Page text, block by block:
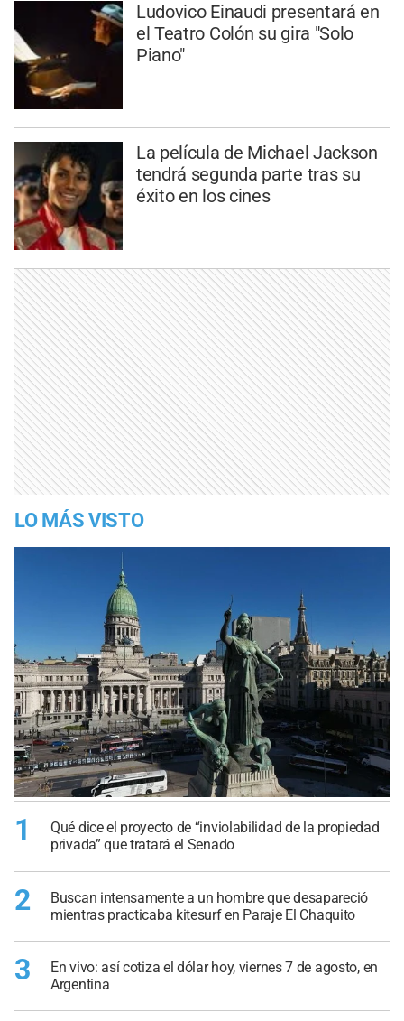
Ludovico Einaudi presentará en
el Teatro Colón su gira "Solo
Piano"
La película de Michael Jackson
tendrá segunda parte tras su
éxito en los cines
LO MÁS VISTO
1
Qué dice el proyecto de “inviolabilidad de la propiedad
privada” que tratará el Senado
2
Buscan intensamente a un hombre que desapareció
mientras practicaba kitesurf en Paraje El Chaquito
3
En vivo: así cotiza el dólar hoy, viernes 7 de agosto, en
Argentina